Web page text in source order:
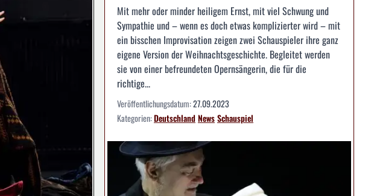
Mit mehr oder minder heiligem Ernst, mit viel Schwung und
Sympathie und – wenn es doch etwas komplizierter wird – mit
ein bisschen Improvisation zeigen zwei Schauspieler ihre ganz
eigene Version der Weihnachtsgeschichte. Begleitet werden
sie von einer befreundeten Opernsängerin, die für die
richtige...
Veröffentlichungsdatum:27.09.2023
Kategorien:DeutschlandNewsSchauspiel